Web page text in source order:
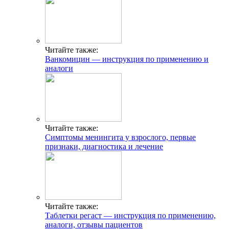
Читайте также:
Ванкомицин — инструкция по применению и
аналоги
Читайте также:
Симптомы менингита у взрослого, первые
признаки, диагностика и лечение
Читайте также:
Таблетки регаст — инструкция по применению,
аналоги, отзывы пациентов